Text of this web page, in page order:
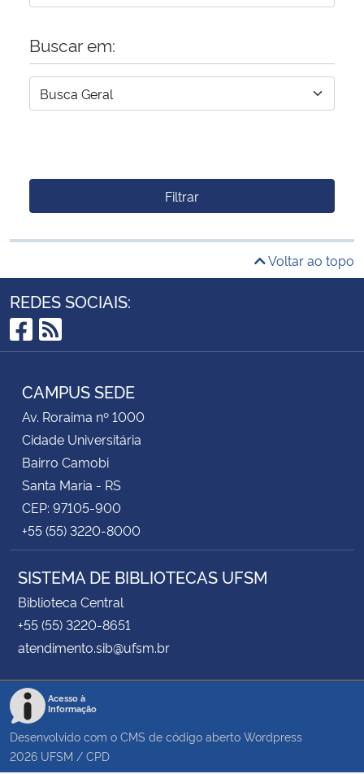
Buscar em:
Filtrar
Voltar ao topo
REDES SOCIAIS:
Facebook
RSS
CAMPUS SEDE
Av. Roraima nº 1000
Cidade Universitária
Bairro Camobi
Santa Maria - RS
CEP: 97105-900
+55 (55) 3220-8000
SISTEMA DE BIBLIOTECAS UFSM
Biblioteca Central
+55 (55) 3220-8651
atendimento.sib@ufsm.br
Acesso à
Informação
Desenvolvido com o CMS de código aberto Wordpress
2026 UFSM / CPD